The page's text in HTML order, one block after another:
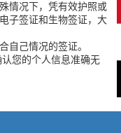
情况下，凭有效护照或
子签证和生物签证，大
己情况的签证。­
您的个人信息准确无